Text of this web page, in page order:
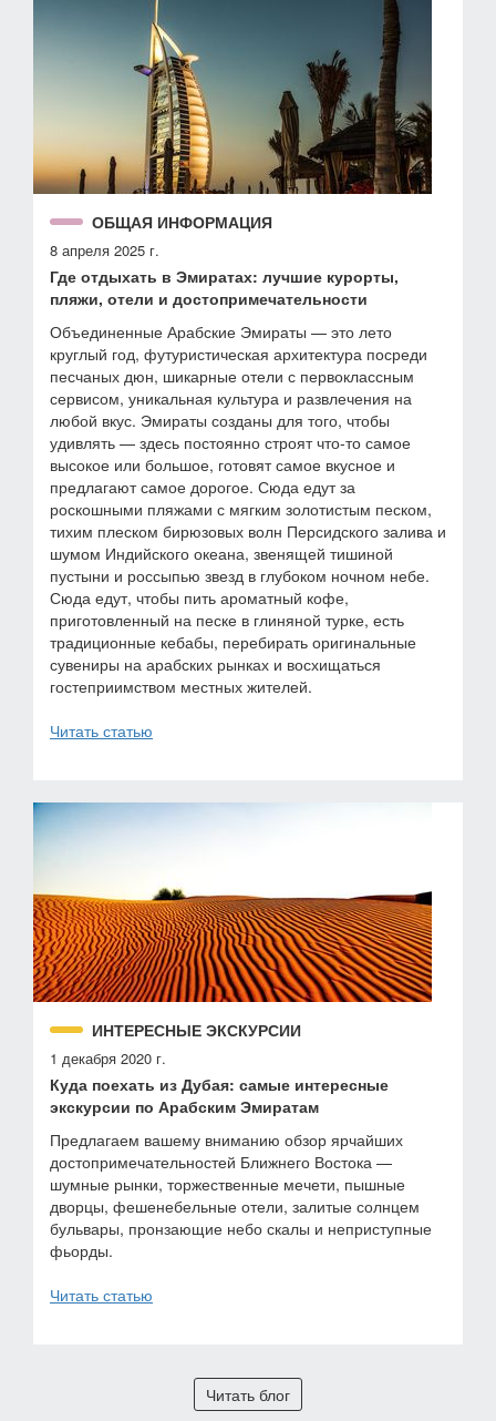
ОБЩАЯ ИНФОРМАЦИЯ
8 апреля 2025 г.
Где отдыхать в Эмиратах: лучшие курорты,
пляжи, отели и достопримечательности
Объединенные Арабские Эмираты — это лето
круглый год, футуристическая архитектура посреди
песчаных дюн, шикарные отели с первоклассным
сервисом, уникальная культура и развлечения на
любой вкус. Эмираты созданы для того, чтобы
удивлять — здесь постоянно строят что-то самое
высокое или большое, готовят самое вкусное и
предлагают самое дорогое. Сюда едут за
роскошными пляжами с мягким золотистым песком,
тихим плеском бирюзовых волн Персидского залива и
шумом Индийского океана, звенящей тишиной
пустыни и россыпью звезд в глубоком ночном небе.
Сюда едут, чтобы пить ароматный кофе,
приготовленный на песке в глиняной турке, есть
традиционные кебабы, перебирать оригинальные
сувениры на арабских рынках и восхищаться
гостеприимством местных жителей.
Читать статью
ИНТЕРЕСНЫЕ ЭКСКУРСИИ
1 декабря 2020 г.
Куда поехать из Дубая: самые интересные
экскурсии по Арабским Эмиратам
Предлагаем вашему вниманию обзор ярчайших
достопримечательностей Ближнего Востока —
шумные рынки, торжественные мечети, пышные
дворцы, фешенебельные отели, залитые солнцем
бульвары, пронзающие небо скалы и неприступные
фьорды.
Читать статью
Читать блог